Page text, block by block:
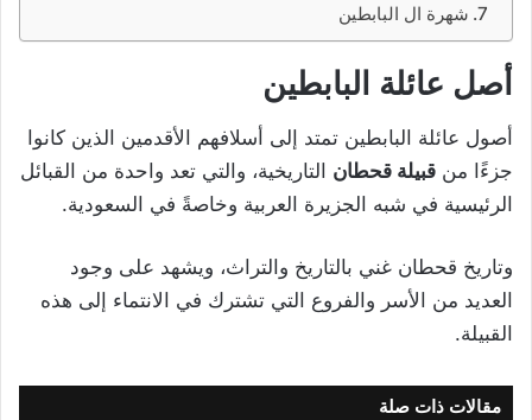
شهرة ال البابطين
أصل عائلة البابطين
أصول عائلة البابطين تمتد إلى أسلافهم الأقدمين الذين كانوا
جزءًا من قبيلة قحطان التاريخية، والتي تعد واحدة من القبائل
الرئيسية في شبه الجزيرة العربية وخاصةً في السعودية.
وتاريخ قحطان غني بالتاريخ والتراث، ويشهد على وجود
العديد من الأسر والفروع التي تشترك في الانتماء إلى هذه
القبيلة.
مقالات ذات صلة